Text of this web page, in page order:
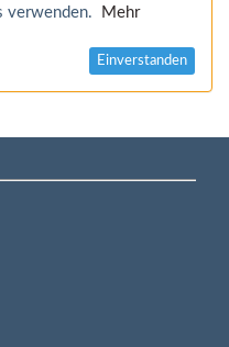
verwenden.
Mehr
Einverstanden